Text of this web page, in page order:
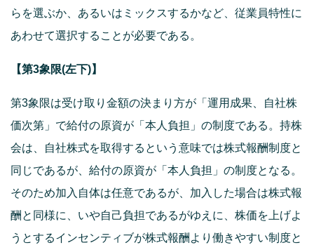
らを選ぶか、あるいはミックスするかなど、従業員特性に
あわせて選択することが必要である。
【第3象限(左下)】
第3象限は受け取り金額の決まり方が「運用成果、自社株
価次第」で給付の原資が「本人負担」の制度である。持株
会は、自社株式を取得するという意味では株式報酬制度と
同じであるが、給付の原資が「本人負担」の制度となる。
そのため加入自体は任意であるが、加入した場合は株式報
酬と同様に、いや自己負担であるがゆえに、株価を上げよ
うとするインセンティブが株式報酬より働きやすい制度と